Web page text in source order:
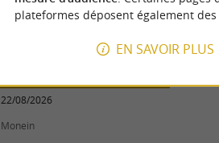
22/08/2026
Monein
plateformes déposent également des
EN SAVOIR PLUS